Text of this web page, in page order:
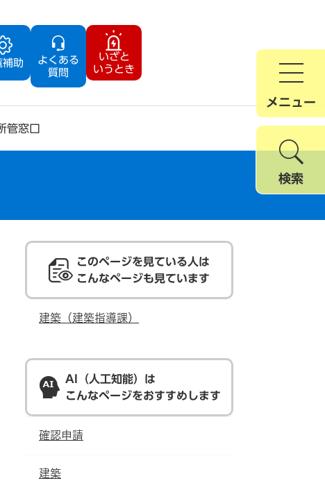
補助
よくある
質問
いざと
いうとき
メニュー
検索
管窓口
このページを見ている人は
こんなページも見ています
建築（建築指導課）
AI（人工知能）は
こんなページをおすすめします
確認申請
建築